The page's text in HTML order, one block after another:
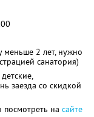
меньше 2 лет, нужно
санатория)
заезда со скидкой
на сайте